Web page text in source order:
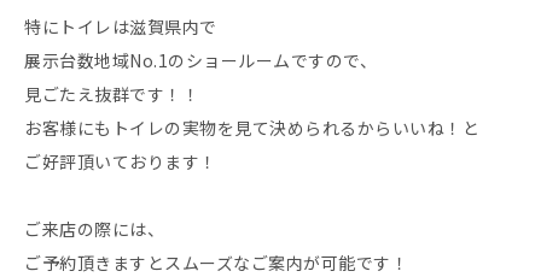
特にトイレは滋賀県内で
展示台数地域No.1のショールームですので、
見ごたえ抜群です！！
お客様にもトイレの実物を見て決められるからいいね！と
ご好評頂いております！
ご来店の際には、
ご予約頂きますとスムーズなご案内が可能です！